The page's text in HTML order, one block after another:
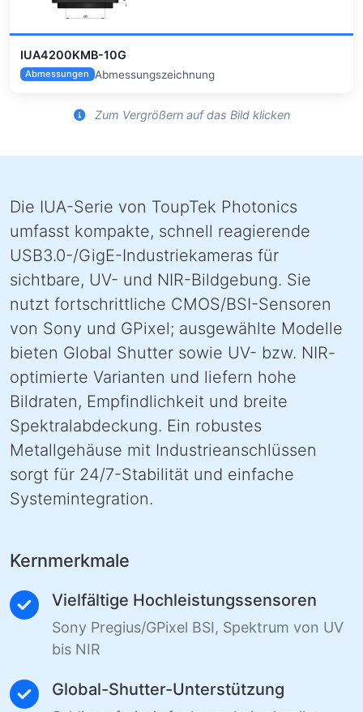
IUA4200KMB-10G
Abmessungen Abmessungszeichnung
Zum Vergrößern auf das Bild klicken
Die IUA-Serie von ToupTek Photonics
umfasst kompakte, schnell reagierende
USB3.0-/GigE-Industriekameras für
sichtbare, UV- und NIR-Bildgebung. Sie
nutzt fortschrittliche CMOS/BSI-Sensoren
von Sony und GPixel; ausgewählte Modelle
bieten Global Shutter sowie UV- bzw. NIR-
optimierte Varianten und liefern hohe
Bildraten, Empfindlichkeit und breite
Spektralabdeckung. Ein robustes
Metallgehäuse mit Industrieanschlüssen
sorgt für 24/7-Stabilität und einfache
Systemintegration.
Kernmerkmale
Vielfältige Hochleistungssensoren
Sony Pregius/GPixel BSI, Spektrum von UV
bis NIR
Global-Shutter-Unterstützung